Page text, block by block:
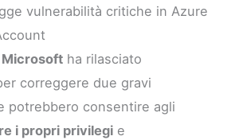
vulnerabilità critiche in Azure
Microsoft ha rilasciato
correggere due gravi
potrebbero consentire agli
i propri privilegi e